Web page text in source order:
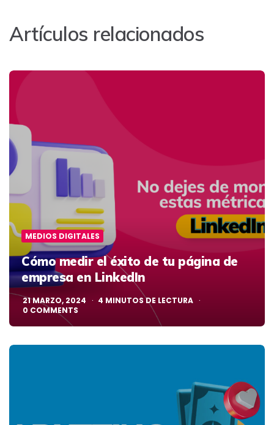
Artículos relacionados
MEDIOS DIGITALES
Cómo medir el éxito de tu página de
empresa en LinkedIn
21 MARZO, 2024 4 MINUTOS DE LECTURA
0 COMMENTS